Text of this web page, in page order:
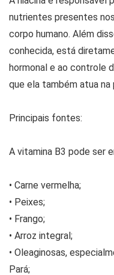
nutrientes presentes
corpo humano. Além
conhecida, está
hormonal e ao controle
que ela também atua
Principais fontes:
A vitamina B3 pode ser
• Carne vermelha;
• Peixes;
• Frango;
• Arroz integral;
• Oleaginosas,
Pará;